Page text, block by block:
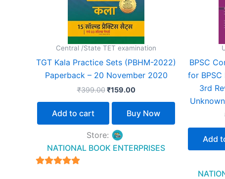
Central /State TET examination
TGT Kala Practice Sets (PBHM-2022)
Paperback – 20 November 2020
₹399.00 ₹159.00
Add to cart Buy Now
Store:
NATIONAL BOOK ENTERPRISES
BPSC
for BPSC
3rd
Add